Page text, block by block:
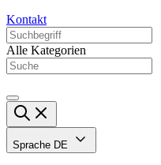
Kontakt
Alle Kategorien
Sprache DE